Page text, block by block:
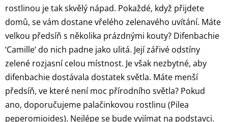
rostlinou je tak skvělý nápad. Pokaždé, když přijdete
domů, se vám dostane vřelého zelenavého uvítání. Máte
velkou předsíň s několika prázdnými kouty? Difenbachie
‘Camille‘ do nich padne jako ulitá. Její zářivé odstíny
zelené rozjasní celou místnost. Je však nezbytné, aby
difenbachie dostávala dostatek světla. Máte menší
předsíň, ve které není moc přírodního světla? Pokud
ano, doporučujeme palačinkovou rostlinu (Pilea
peperomioides). Nejlépe se bude vyjímat na podstavci.